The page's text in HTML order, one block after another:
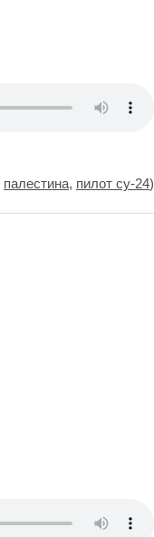
палестина, пилот су-24)